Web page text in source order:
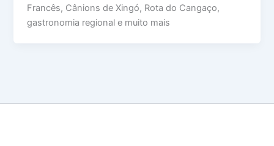
Francês, Cânions de Xingó, Rota do Cangaço,
gastronomia regional e muito mais